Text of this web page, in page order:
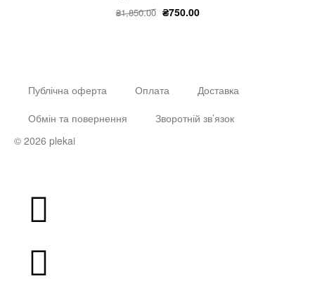
₴1,850.00 ₴750.00
Публічна оферта Оплата
Доставка
Обмін та повернення
Зворотній зв’язок
© 2026 plekai